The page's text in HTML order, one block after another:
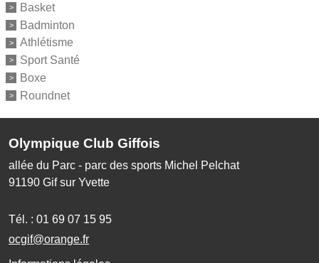
Basket
Badminton
Athlétisme
Sport Santé
Boxe
Roundnet
Olympique Club Giffois
allée du Parc - parc des sports Michel Pelchat
91190 Gif sur Yvette
Tél. : 01 69 07 15 95
ocgif@orange.fr